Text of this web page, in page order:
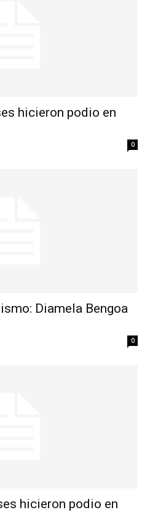
hicieron podio en
0
Diamela Bengoa
0
hicieron podio en